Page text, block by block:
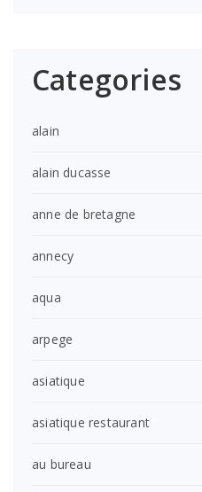
Categories
alain
alain ducasse
anne de bretagne
annecy
aqua
arpege
asiatique
asiatique restaurant
au bureau